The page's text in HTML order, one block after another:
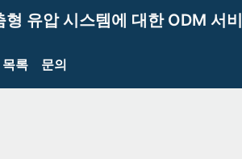
형 유압 시스템에 대한 ODM 서
목록 문의